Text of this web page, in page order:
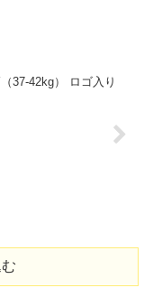
37-42kg） ロゴ入り